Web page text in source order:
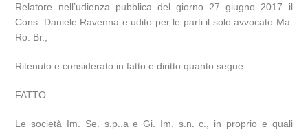
Relatore nell’udienza pubblica del giorno 27 giugno 2017 il
Cons. Daniele Ravenna e udito per le parti il solo avvocato Ma.
Ro. Br.;
Ritenuto e considerato in fatto e diritto quanto segue.
FATTO
Le società Im. Se. s.p..a e Gi. Im. s.n. c., in proprio e quali